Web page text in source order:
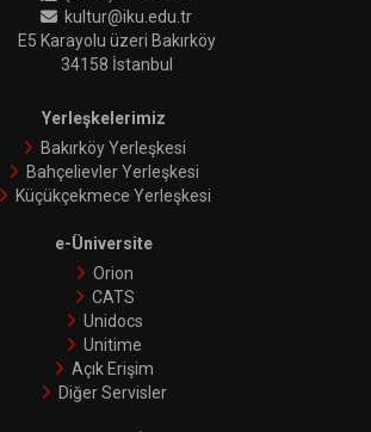
kultur@iku.edu.tr
E5 Karayolu üzeri Bakırköy
34158 İstanbul
Yerleşkelerimiz
Bakırköy Yerleşkesi
Bahçelievler Yerleşkesi
Küçükçekmece Yerleşkesi
e-Üniversite
Orion
CATS
Unidocs
Unitime
Açık Erişim
Diğer Servisler